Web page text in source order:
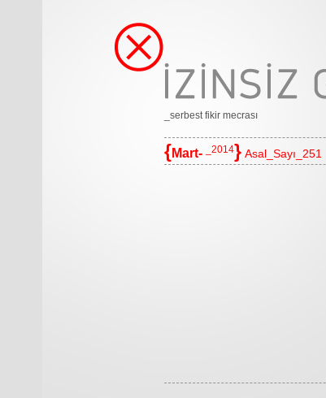
_serbest fikir mecrası
{Mart- _2014} Asal_Sayı_251